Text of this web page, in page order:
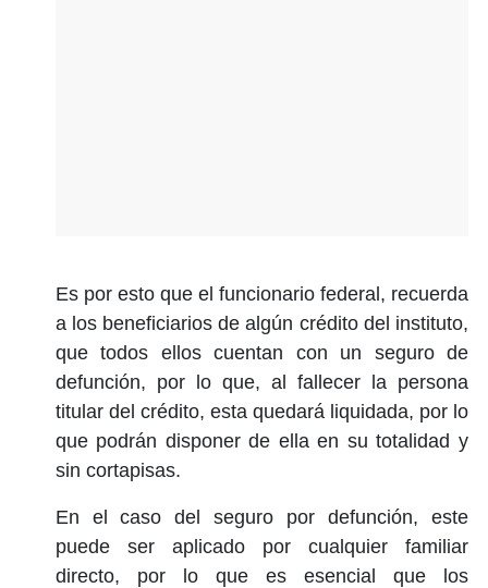
Es por esto que el funcionario federal, recuerda
a los beneficiarios de algún crédito del instituto,
que todos ellos cuentan con un seguro de
defunción, por lo que, al fallecer la persona
titular del crédito, esta quedará liquidada, por lo
que podrán disponer de ella en su totalidad y
sin cortapisas.
En el caso del seguro por defunción, este
puede ser aplicado por cualquier familiar
directo, por lo que es esencial que los